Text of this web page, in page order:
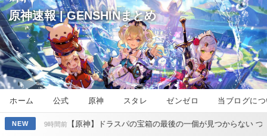
原神速報 | GENSHINまとめ
ホーム 公式 原神 スタレ ゼンゼロ 当ブログに
NEW
【原神】ドラスパの宝箱の最後の一個が見つからない つらい 20時間前【原神